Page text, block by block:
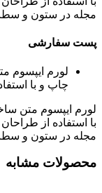
مجله در ستون و
پست سفارشی
لورم ایپسوم
چاپ و با
لورم ایپسوم متن
با استفاده از
مجله در ستون و
محصولات مشابه